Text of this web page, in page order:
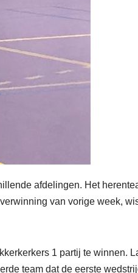
afdelingen. Het
van vorige week,
1 partij te winnen.
team dat de eerste